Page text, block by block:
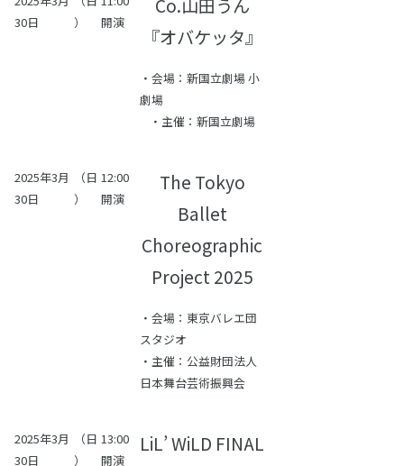
30日
）
開演
Co.山田うん
『オバケッタ』
・会場：新国立劇場 小
劇場
・主催：新国立劇場
2025年3月
30日
（日
）
12:00
開演
The Tokyo
Ballet
Choreographic
Project 2025
・会場：東京バレエ団
スタジオ
・主催：公益財団法人
日本舞台芸術振興会
2025年3月
30日
（日
）
13:00
開演
LiL’ WiLD FINAL